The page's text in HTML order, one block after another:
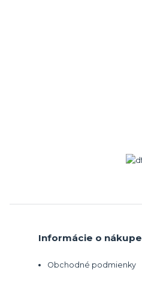
Informácie o nákupe
Obchodné podmienky